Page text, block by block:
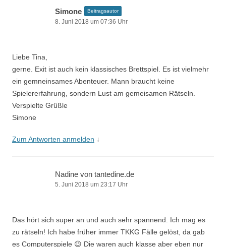
Simone Beitragsautor
8. Juni 2018 um 07:36 Uhr
Liebe Tina,
gerne. Exit ist auch kein klassisches Brettspiel. Es ist vielmehr
ein gemneinsames Abenteuer. Mann braucht keine
Spielererfahrung, sondern Lust am gemeisamen Rätseln.
Verspielte Grüßle
Simone
Zum Antworten anmelden ↓
Nadine von tantedine.de
5. Juni 2018 um 23:17 Uhr
Das hört sich super an und auch sehr spannend. Ich mag es
zu rätseln! Ich habe früher immer TKKG Fälle gelöst, da gab
es Computerspiele 😉 Die waren auch klasse aber eben nur